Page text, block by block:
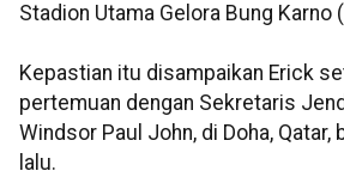
Stadion Utama Gelora Bung Karno
Kepastian itu disampaikan Erick
pertemuan dengan Sekretaris
Windsor Paul John, di Doha, Qatar,
lalu.